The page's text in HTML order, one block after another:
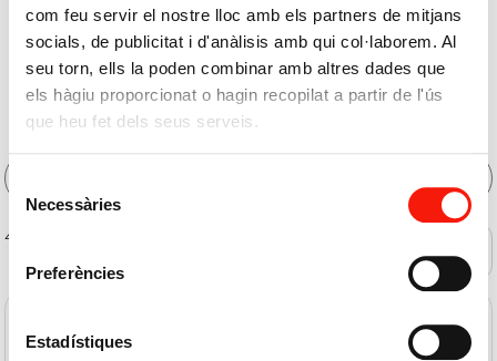
com feu servir el nostre lloc amb els partners de mitjans
socials, de publicitat i d'anàlisis amb qui col·laborem. Al
seu torn, ells la poden combinar amb altres dades que
els hàgiu proporcionat o hagin recopilat a partir de l'ús
que heu fet dels seus serveis.
consentiment
Necessàries
Preferències
Estadístiques
Gel Y Jabón Líquido Baño
Comprar Gel y Jabón
Líquido Baño Online
40 de 55 productos
Ofertas